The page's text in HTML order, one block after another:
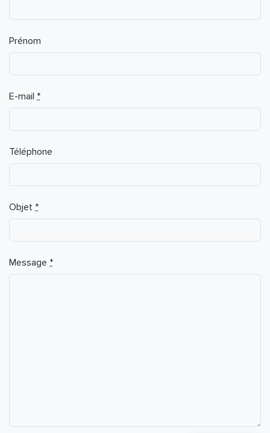
Prénom
E-mail *
Téléphone
Objet *
Message *